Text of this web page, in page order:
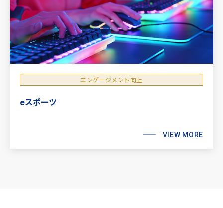
エンゲージメント向上
eスポーツ
VIEW MORE